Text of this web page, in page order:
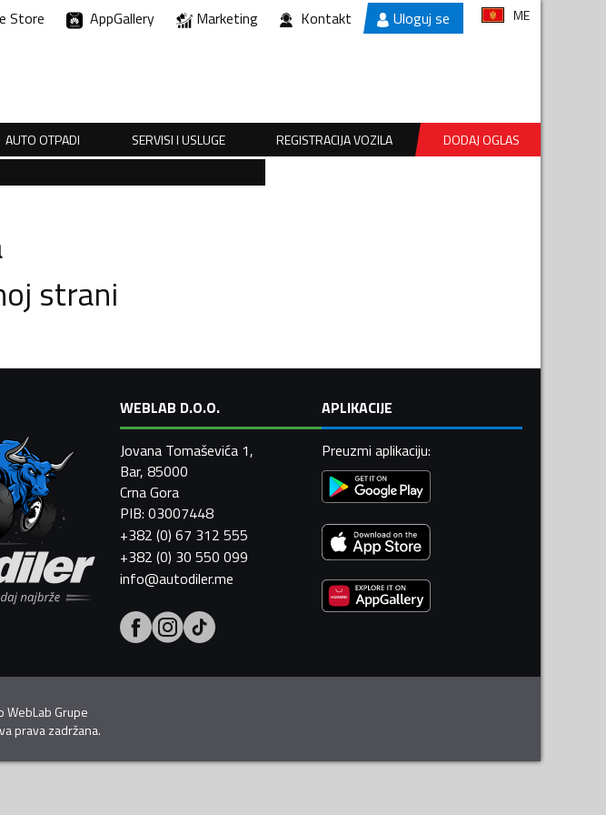
Store AppGallery Marketing Kontakt Uloguj se ME
AUTO OTPADI SERVISI I USLUGE REGISTRACIJA VOZILA
DODAJ OGLAS
strani
WEBLAB D.O.O.
Jovana Tomaševića 1,
Bar, 85000
Crna Gora
PIB: 03007448
+382 (0) 67 312 555
+382 (0) 30 550 099
info@autodiler.me
APLIKACIJE
Preuzmi aplikaciju:
WebLab Grupe
prava zadržana.